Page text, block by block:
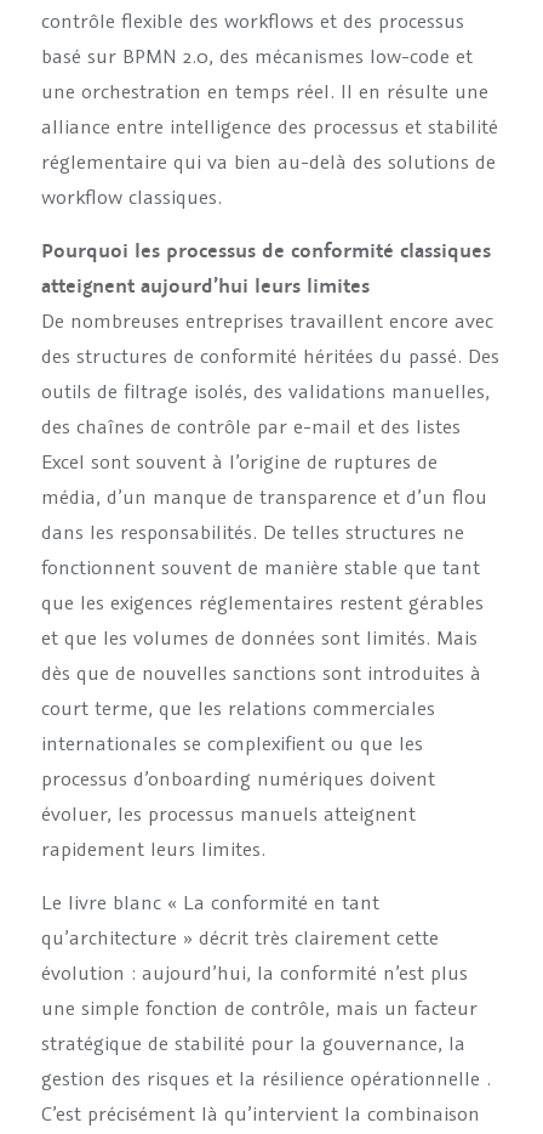
contrôle flexible des workflows et des processus
basé sur BPMN 2.0, des mécanismes low-code et
une orchestration en temps réel. Il en résulte une
alliance entre intelligence des processus et stabilité
réglementaire qui va bien au-delà des solutions de
workflow classiques.
Pourquoi les processus de conformité classiques
atteignent aujourd’hui leurs limites
De nombreuses entreprises travaillent encore avec
des structures de conformité héritées du passé. Des
outils de filtrage isolés, des validations manuelles,
des chaînes de contrôle par e-mail et des listes
Excel sont souvent à l’origine de ruptures de
média, d’un manque de transparence et d’un flou
dans les responsabilités. De telles structures ne
fonctionnent souvent de manière stable que tant
que les exigences réglementaires restent gérables
et que les volumes de données sont limités. Mais
dès que de nouvelles sanctions sont introduites à
court terme, que les relations commerciales
internationales se complexifient ou que les
processus d’onboarding numériques doivent
évoluer, les processus manuels atteignent
rapidement leurs limites.
Le livre blanc « La conformité en tant
qu’architecture » décrit très clairement cette
évolution : aujourd’hui, la conformité n’est plus
une simple fonction de contrôle, mais un facteur
stratégique de stabilité pour la gouvernance, la
gestion des risques et la résilience opérationnelle .
C’est précisément là qu’intervient la combinaison